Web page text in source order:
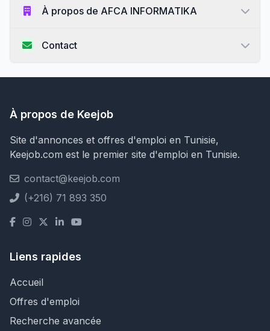
À propos de AFCA INFORMATIKA
Contact
À propos de Keejob
Site d'annonces et offres d'emploi en Tunisie,
Keejob.com est le premier site d'emploi en Tunisie.
contact@keejob.com
(+216) 71 893 350
Liens rapides
Accueil
Offres d'emploi
Recherche avancée